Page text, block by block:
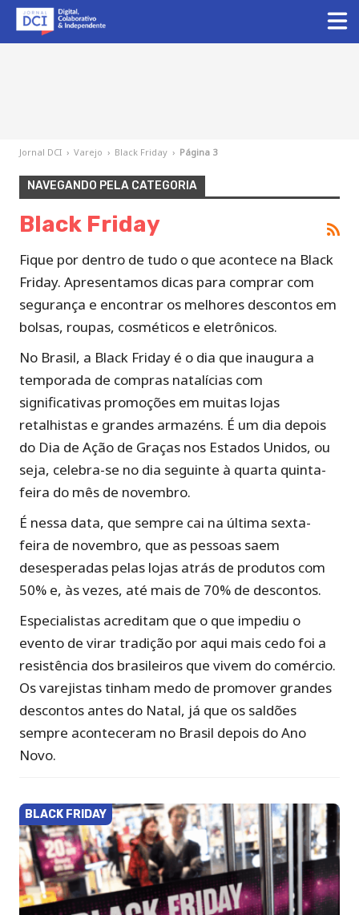
Jornal DCI › Varejo › Black Friday › Página 3
NAVEGANDO PELA CATEGORIA
Black Friday
Fique por dentro de tudo o que acontece na Black
Friday. Apresentamos dicas para comprar com
segurança e encontrar os melhores descontos em
bolsas, roupas, cosméticos e eletrônicos.
No Brasil, a Black Friday é o dia que inaugura a
temporada de compras natalícias com
significativas promoções em muitas lojas
retalhistas e grandes armazéns. É um dia depois
do Dia de Ação de Graças nos Estados Unidos, ou
seja, celebra-se no dia seguinte à quarta quinta-
feira do mês de novembro.
É nessa data, que sempre cai na última sexta-
feira de novembro, que as pessoas saem
desesperadas pelas lojas atrás de produtos com
50% e, às vezes, até mais de 70% de descontos.
Especialistas acreditam que o que impediu o
evento de virar tradição por aqui mais cedo foi a
resistência dos brasileiros que vivem do comércio.
Os varejistas tinham medo de promover grandes
descontos antes do Natal, já que os saldões
sempre aconteceram no Brasil depois do Ano
Novo.
BLACK FRIDAY